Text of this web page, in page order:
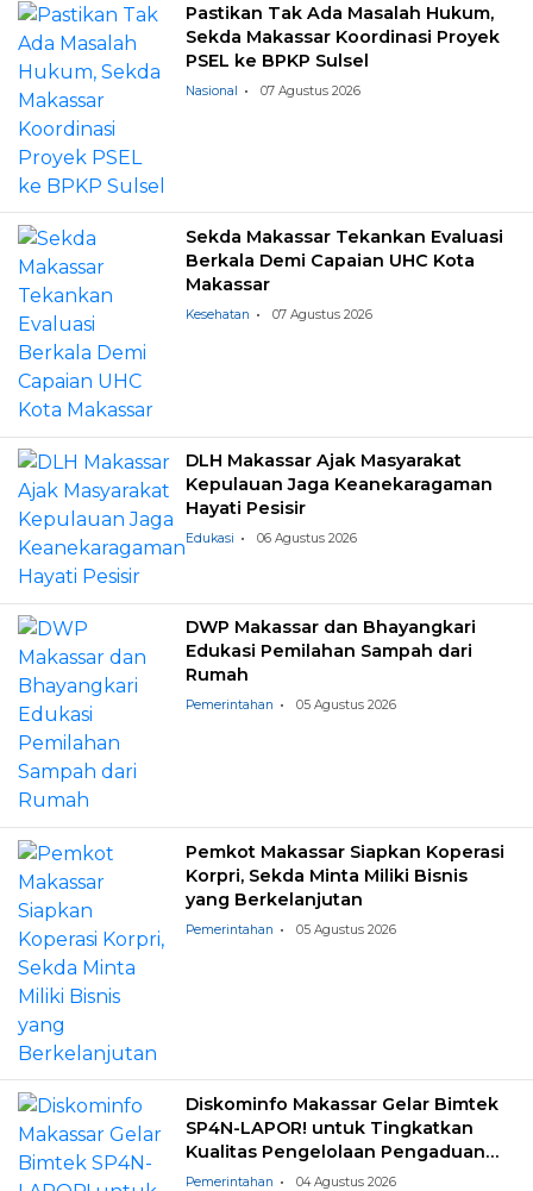
Pastikan Tak Ada Masalah Hukum,
Sekda Makassar Koordinasi Proyek
PSEL ke BPKP Sulsel
Nasional 07 Agustus 2026
Sekda Makassar Tekankan Evaluasi
Berkala Demi Capaian UHC Kota
Makassar
Kesehatan 07 Agustus 2026
DLH Makassar Ajak Masyarakat
Kepulauan Jaga Keanekaragaman
Hayati Pesisir
Edukasi 06 Agustus 2026
DWP Makassar dan Bhayangkari
Edukasi Pemilahan Sampah dari
Rumah
Pemerintahan 05 Agustus 2026
Pemkot Makassar Siapkan Koperasi
Korpri, Sekda Minta Miliki Bisnis
yang Berkelanjutan
Pemerintahan 05 Agustus 2026
Diskominfo Makassar Gelar Bimtek
SP4N-LAPOR! untuk Tingkatkan
Kualitas Pengelolaan Pengaduan
Masyarakat
Pemerintahan 04 Agustus 2026